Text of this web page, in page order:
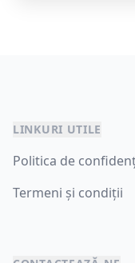
LINKURI UTILE
Politica de
Termeni și condiții